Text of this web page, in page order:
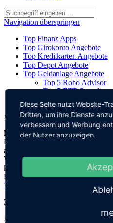
Navigation überspringen
Top Finanz Apps
Top Girokonto Angebote
Top Kreditkarten Angebote
Top Depot Angebote
Top Geldanlage Angebote
Top 5 Robo Advisor
Top 5 ETF-Sparplan
Top 5 Krypto-Sparplan
Anzeige
Barclays Tagesgeld: Aktueller
Monate und für Einlagen bis
anlegen:
Verfügbarkeit. Geld sparen, gut
können? Mit dem Tagesgeldkonto
EU Einlagensicherung. Flexibel.
Tagesgeldkonto eröffnen!
Zurzeit sind keine Nachrichten
Anzeige
Diese Seite nutzt Website-
Dritten, um ihre Dienste
verbessern und Werbung
der Nutzer anzuzeigen.